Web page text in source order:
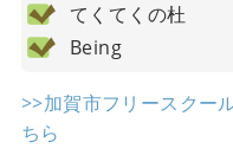
てくてくの杜
Being
>>加賀市フリースクー
ちら